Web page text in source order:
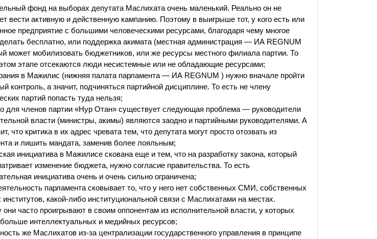
фонд на выборах депутата Маслихата очень маленький. Реально он не
вести активную и действенную кампанию. Поэтому в выигрыше тот, у кого есть или
предприятие с большими человеческими ресурсами, благодаря чему многое
бесплатно, или поддержка акимата (местная администрация — ИА REGNUM
может мобилизовать бюджетников, или же ресурсы местного филиала партии. То
этапе отсекаются люди несистемные или не обладающие ресурсами;
в Мажилис (нижняя палата парламента — ИА REGNUM ) нужно вначале пройти
контроль, а значит, подчиняться партийной дисциплине. То есть не члену
партий попасть туда нельзя;
для членов партии «Нур Отан» существует следующая проблема — руководители
власти (министры, акимы) являются заодно и партийными руководителями. А
что критика в их адрес чревата тем, что депутата могут просто отозвать из
и лишить мандата, заменив более лояльным;
инициатива в Мажилисе скована еще и тем, что на разработку закона, который
изменение бюджета, нужно согласие правительства. То есть
инициатива очень и очень сильно ограничена;
парламента сковывает то, что у него нет собственных СМИ, собственных
институтов, какой-либо институциональной связи с Маслихатами на местах.
они часто проигрывают в своим оппонентам из исполнительной власти, у которых
больше интеллектуальных и медийных ресурсов;
же Маслихатов из-за централизации государственного управления в принципе